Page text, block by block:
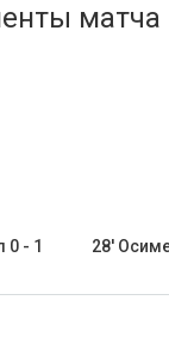
матча
0 - 1 28'